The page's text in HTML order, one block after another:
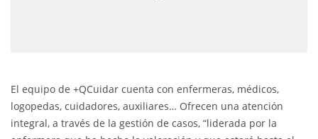
El equipo de +QCuidar cuenta con enfermeras, médicos,
logopedas, cuidadores, auxiliares… Ofrecen una atención
integral, a través de la gestión de casos, “liderada por la